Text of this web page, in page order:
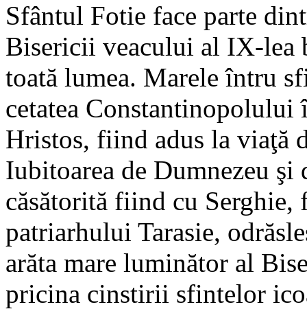
Sfântul Fotie face parte
Bisericii veacului al IX-lea
toată lumea. Marele întru
cetatea
Hristos, fiind adus la viaţă
Iubitoarea de Dumnezeu şi
căsătorită fiind cu Serghie,
patriarhului Tarasie,
arăta mare luminător al
pricina cinstirii sfintelor